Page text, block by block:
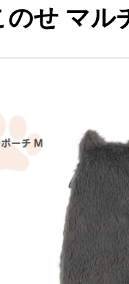
ノート・紙製品
シルバー
新製品
学校ソ
沿革
のせ マル